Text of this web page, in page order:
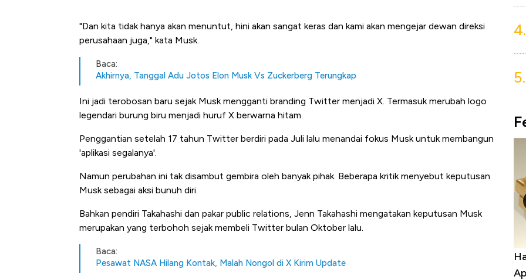
"Dan kita tidak hanya akan menuntut, hini akan sangat keras dan kami akan mengejar dewan direksi
perusahaan juga," kata Musk.
Baca:
Akhirnya, Tanggal Adu Jotos Elon Musk Vs Zuckerberg Terungkap
Ini jadi terobosan baru sejak Musk mengganti branding Twitter menjadi X. Termasuk merubah logo
legendari burung biru menjadi huruf X berwarna hitam.
Penggantian setelah 17 tahun Twitter berdiri pada Juli lalu menandai fokus Musk untuk membangun
'aplikasi segalanya'.
Namun perubahan ini tak disambut gembira oleh banyak pihak. Beberapa kritik menyebut keputusan
Musk sebagai aksi bunuh diri.
Bahkan pendiri Takahashi dan pakar public relations, Jenn Takahashi mengatakan keputusan Musk
merupakan yang terbohoh sejak membeli Twitter bulan Oktober lalu.
Baca:
Pesawat NASA Hilang Kontak, Malah Nongol di X Kirim Update
4.
5.
Harga Batu Bara Bangkit, Ada Kabar